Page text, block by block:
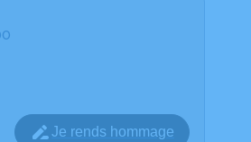
Je rends hommage